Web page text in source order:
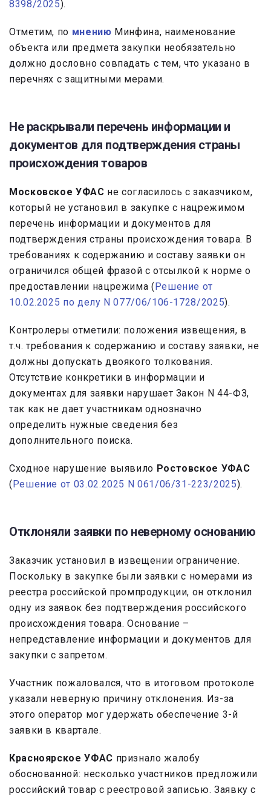
8398/2025).
Отметим, по мнению Минфина, наименование
объекта или предмета закупки необязательно
должно дословно совпадать с тем, что указано в
перечнях с защитными мерами.
Не раскрывали перечень информации и
документов для подтверждения страны
происхождения товаров
Московское УФАС не согласилось с заказчиком,
который не установил в закупке с нацрежимом
перечень информации и документов для
подтверждения страны происхождения товара. В
требованиях к содержанию и составу заявки он
ограничился общей фразой с отсылкой к норме о
предоставлении нацрежима (Решение от
10.02.2025 по делу N 077/06/106-1728/2025).
Контролеры отметили: положения извещения, в
т.ч. требования к содержанию и составу заявки, не
должны допускать двоякого толкования.
Отсутствие конкретики в информации и
документах для заявки нарушает Закон N 44-ФЗ,
так как не дает участникам однозначно
определить нужные сведения без
дополнительного поиска.
Сходное нарушение выявило Ростовское УФАС
(Решение от 03.02.2025 N 061/06/31-223/2025).
Отклоняли заявки по неверному основанию
Заказчик установил в извещении ограничение.
Поскольку в закупке были заявки с номерами из
реестра российской промпродукции, он отклонил
одну из заявок без подтверждения российского
происхождения товара. Основание –
непредставление информации и документов для
закупки с запретом.
Участник пожаловался, что в итоговом протоколе
указали неверную причину отклонения. Из-за
этого оператор мог удержать обеспечение 3-й
заявки в квартале.
Красноярское УФАС признало жалобу
обоснованной: несколько участников предложили
российский товар с реестровой записью. Заявку с